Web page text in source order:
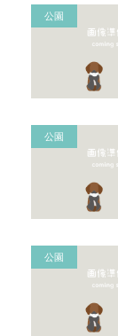
公園
公園
公園